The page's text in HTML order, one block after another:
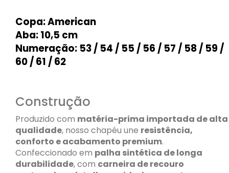
Copa: American
Aba: 10,5 cm
Numeração: 53 / 54 / 55 / 56 / 57 / 58 / 59 /
60 / 61 / 62
Construção
Produzido com matéria-prima importada de alta
qualidade, nosso chapéu une resistência,
conforto e acabamento premium.
Confeccionado em palha sintética de longa
durabilidade, com carneira de recouro